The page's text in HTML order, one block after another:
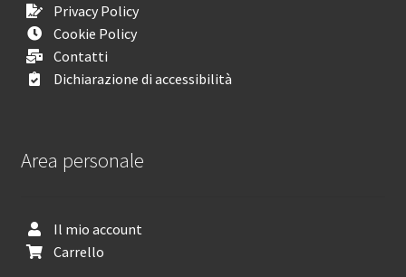
Privacy Policy
Cookie Policy
Contatti
Dichiarazione di accessibilità
Area personale
Il mio account
Carrello